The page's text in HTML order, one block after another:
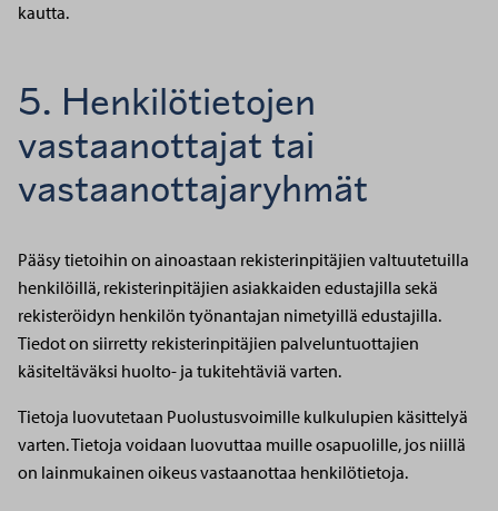
kautta.
5. Henkilötietojen
vastaanottajat tai
vastaanottajaryhmät
Pääsy tietoihin on ainoastaan rekisterinpitäjien valtuutetuilla
henkilöillä, rekisterinpitäjien asiakkaiden edustajilla sekä
rekisteröidyn henkilön työnantajan nimetyillä edustajilla.
Tiedot on siirretty rekisterinpitäjien palveluntuottajien
käsiteltäväksi huolto- ja tukitehtäviä varten.
Tietoja luovutetaan Puolustusvoimille kulkulupien käsittelyä
varten. Tietoja voidaan luovuttaa muille osapuolille, jos niillä
on lainmukainen oikeus vastaanottaa henkilötietoja.